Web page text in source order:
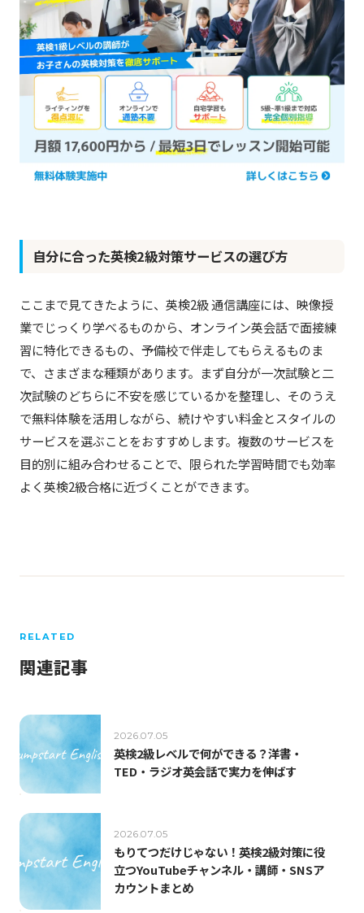
自分に合った英検2級対策サービスの選び方
ここまで見てきたように、英検2級 通信講座には、映像授
業でじっくり学べるものから、オンライン英会話で面接練
習に特化できるもの、予備校で伴走してもらえるものま
で、さまざまな種類があります。まず自分が一次試験と二
次試験のどちらに不安を感じているかを整理し、そのうえ
で無料体験を活用しながら、続けやすい料金とスタイルの
サービスを選ぶことをおすすめします。複数のサービスを
目的別に組み合わせることで、限られた学習時間でも効率
よく英検2級合格に近づくことができます。
RELATED
関連記事
2026.07.05
英検2級レベルで何ができる？洋書・
TED・ラジオ英会話で実力を伸ばす
2026.07.05
もりてつだけじゃない！英検2級対策に役
立つYouTubeチャンネル・講師・SNSア
カウントまとめ